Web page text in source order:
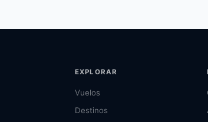
EXPLORAR
Vuelos
Destinos